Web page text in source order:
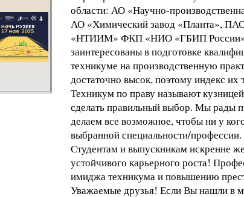
области: АО «Научно-
АО «Химический завод «Планта»,
«НТИИМ» ФКП «НИО «ГБИП России»,
заинтересованы в подготовке
техникуме на производственную
достаточно высок, поэтому индекс их
Техникум по праву называют
сделать правильный выбор. Мы рады
делаем все возможное, чтобы ни у
выбранной специальности/профессии.
Студентам и выпускникам искренне
устойчивого карьерного роста!
имиджа техникума и повышению
Уважаемые друзья! Если Вы нашли в